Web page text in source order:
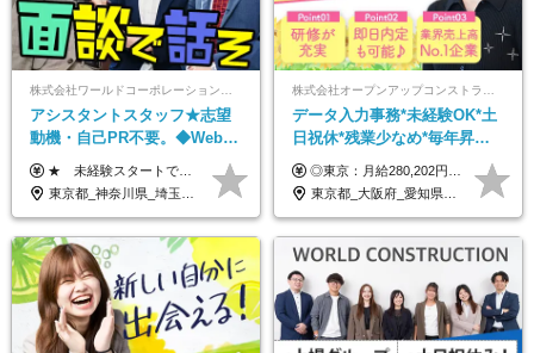
アシスタントスタッフ★志望
動機・自己PR不要。◆Web面
談OK◆完全週休2日◆年収700
万円可/p13
★ 未経験スタートでも月収40万円以上も目指せます！ ★ ★ 試用期間6か月あり／給与・待遇に変更なし ★ ＼パターン①orパターン②で給与形態の選択が可能／ ＜パターン①＞ 月給+交通費+（残業代は全額別途支給） 【首都圏・関東・北信越】 月給30.0万円以上 【関西】 月給27.5万円以上 【中部】 月給26.5万円以上 【東北】 月給24.5万円以上 【北海道】 月給24.0万円以上 【九州・中四国】 月給25.5万円以上 ＜パターン②＞ 月給（固定残業代20H含む）+交通費+賞与年2回+残業代 （※20H場合を超過した場合は全額別途支給） 【首都圏・関東・北信越】 月給25.0万円以上 【関 西・中部】 月給24.5万円以上 【東 北・北海道・九州・中四国】 月給23.5万円以上 ※上記給与には固定残業代（月20H分）を含みます 固定残業代は残業の有無に関わらず支給し、超過分は別途全額支給いたします ①②の給与形態はご本人様と相談の上、最終的に会社が決定いたします （内定時に通知） ■給与改定年1回 ■(※)賞与年2回（昨年度支給実績2回／頑張りを評価） (※)支給条件に規定あり
東京都_神奈川県_埼玉県_千葉県_大阪府_愛知県_北海道_青森県_岩手県_宮城県_秋田県_山形県_福島県_茨城県_栃木県_群馬県_新潟県_山梨県_長野県_富山県_石川県_福井県_静岡県_岐阜県_三重県_兵庫県_京都府_滋賀県_奈良県_和歌山県_広島県_岡山県_鳥取県_島根県_山口県_徳島県_香川県_愛媛県_高知県_福岡県_佐賀県_長崎県_大分県_宮崎県_鹿児島県_沖縄県
データ入力事務*未経験OK*土
日祝休*残業少なめ*毎年昇給
あり*面接1回*月収37万円可/o
◎東京：月給280,202円～402,430円 ◎大阪：月給269,824円～392,052円 ◎名古屋：月給285,967円～408,195円 ◎その他：月給265,212円～387,440円 ※試用期間3か月／待遇は研修期間中のみ変更あり （東京：23.9万円～、大阪：月給23.4万円～、名古屋：月給24.2万円～、その他：月給23.1万円～） ※固定残業代（配属後に支給）・一律手当を含む ※固定残業代は残業がない場合も支給し、超過分は別途支給する ※年齢、経験、能力を考慮し、支給額を決定します。
東京都_大阪府_愛知県_北海道_宮城県_新潟県_石川県_静岡県_広島県_福岡県_沖縄県